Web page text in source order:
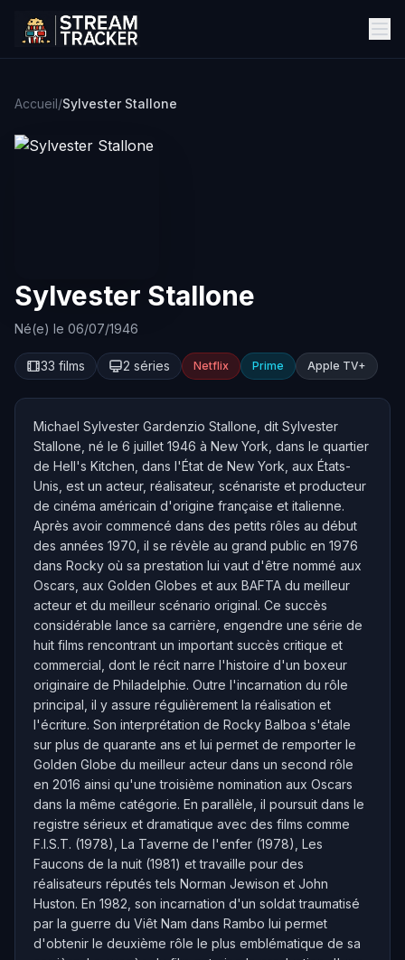
Accueil/Sylvester Stallone
Sylvester Stallone
Né(e) le 06/07/1946
33 films 2 séries Netflix Prime Apple TV+
Michael Sylvester Gardenzio Stallone, dit Sylvester
Stallone, né le 6 juillet 1946 à New York, dans le quartier
de Hell's Kitchen, dans l'État de New York, aux États-
Unis, est un acteur, réalisateur, scénariste et producteur
de cinéma américain d'origine française et italienne.
Après avoir commencé dans des petits rôles au début
des années 1970, il se révèle au grand public en 1976
dans Rocky où sa prestation lui vaut d'être nommé aux
Oscars, aux Golden Globes et aux BAFTA du meilleur
acteur et du meilleur scénario original. Ce succès
considérable lance sa carrière, engendre une série de
huit films rencontrant un important succès critique et
commercial, dont le récit narre l'histoire d'un boxeur
originaire de Philadelphie. Outre l'incarnation du rôle
principal, il y assure régulièrement la réalisation et
l'écriture. Son interprétation de Rocky Balboa s'étale
sur plus de quarante ans et lui permet de remporter le
Golden Globe du meilleur acteur dans un second rôle
en 2016 ainsi qu'une troisième nomination aux Oscars
dans la même catégorie. En parallèle, il poursuit dans le
registre sérieux et dramatique avec des films comme
F.I.S.T. (1978), La Taverne de l'enfer (1978), Les
Faucons de la nuit (1981) et travaille pour des
réalisateurs réputés tels Norman Jewison et John
Huston. En 1982, son incarnation d'un soldat traumatisé
par la guerre du Viêt Nam dans Rambo lui permet
d'obtenir le deuxième rôle le plus emblématique de sa